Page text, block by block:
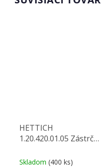
HETTICH
1.20.420.01.05 Zástrčné
1
Skladom (400 ks)